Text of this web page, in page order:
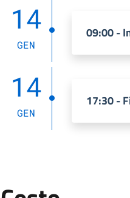
14
GEN
09:00 -
14
GEN
17:30 -